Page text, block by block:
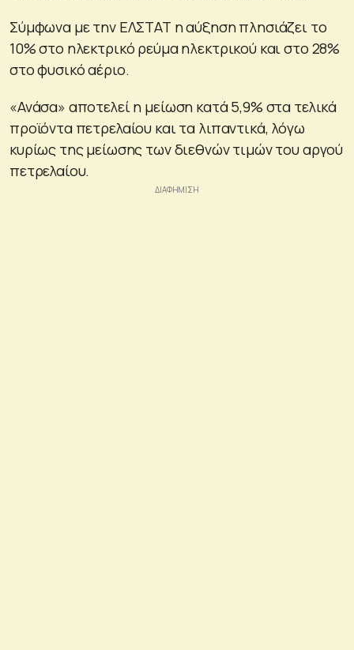
Σύμφωνα με την ΕΛΣΤΑΤ η αύξηση πλησιάζει το
10% στο ηλεκτρικό ρεύμα ηλεκτρικού και στο 28%
στο φυσικό αέριο.
«Ανάσα» αποτελεί η μείωση κατά 5,9% στα τελικά
προϊόντα πετρελαίου και τα λιπαντικά, λόγω
κυρίως της μείωσης των διεθνών τιμών του αργού
πετρελαίου.